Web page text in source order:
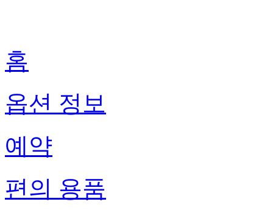
홈
옵션 정보
예약
편의 용품